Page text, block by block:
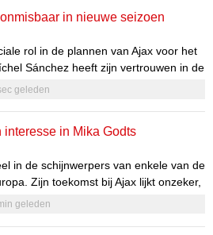
in nieuwe seizoen
rol in de plannen van Ajax voor het
Sánchez heeft zijn vertrouwen in de
de verwachtingen rond Godts alleen
en vastberadenheid is Godts een
geleden
in Mika Godts
in de schijnwerpers van enkele van de
Zijn toekomst bij Ajax lijkt onzeker,
zich melden voor de talentvolle speler.
weerspiegelt zijn indrukwekkende
geleden